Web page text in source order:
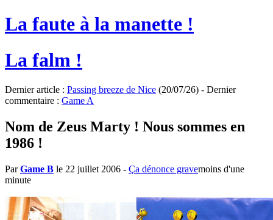
La faute à la manette !
La falm !
Dernier article : Passing breeze de Nice (20/07/26) - Dernier
commentaire : Game A
Nom de Zeus Marty ! Nous sommes en
1986 !
ParGame B le 22 juillet 2006 - Ça dénonce gravemoins d'une
minute